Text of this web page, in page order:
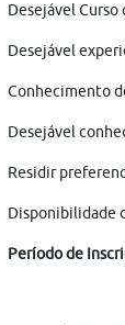
Desejável
Desejável
Conhecimento
Desejável
Residir
Disponibilidade
Período de